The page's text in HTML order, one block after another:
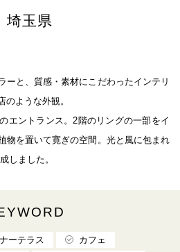
埼玉県
ーと、質感・素材にこだわったインテリ
のような外観。
エントランス。2階のリングの一部をイ
物を置いて寛ぎの空間。光と風に包まれ
しました。
ーテラス
カフェ